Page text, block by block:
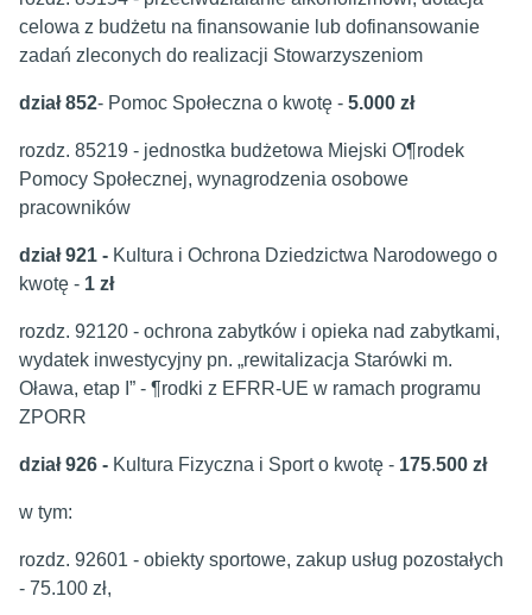
celowa z budżetu na finansowanie lub dofinansowanie
zadań zleconych do realizacji Stowarzyszeniom
dział 852- Pomoc Społeczna o kwotę - 5.000 zł
rozdz. 85219 - jednostka budżetowa Miejski O¶rodek
Pomocy Społecznej, wynagrodzenia osobowe
pracowników
dział 921 - Kultura i Ochrona Dziedzictwa Narodowego o
kwotę - 1 zł
rozdz. 92120 - ochrona zabytków i opieka nad zabytkami,
wydatek inwestycyjny pn. „rewitalizacja Starówki m.
Oława, etap I” - ¶rodki z EFRR-UE w ramach programu
ZPORR
dział 926 - Kultura Fizyczna i Sport o kwotę - 175.500 zł
w tym:
rozdz. 92601 - obiekty sportowe, zakup usług pozostałych
- 75.100 zł,